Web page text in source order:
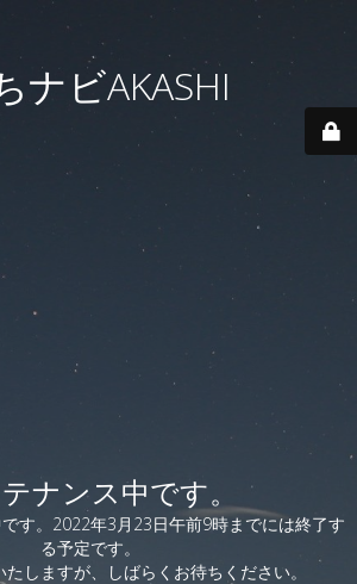
ナビAKASHI
ナンス中です。
す。2022年3月23日午前9時までには終了す
る予定です。
しますが、しばらくお待ちください。